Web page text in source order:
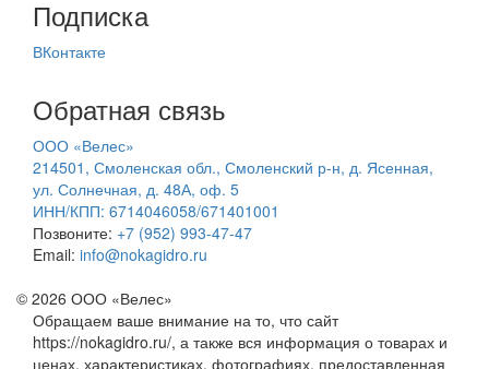
Подписка
ВКонтакте
Обратная связь
ООО «Велес»
214501, Смоленская обл., Смоленский р-н, д. Ясенная,
ул. Солнечная, д. 48А, оф. 5
ИНН/КПП: 6714046058/671401001
Позвоните: +7 (952) 993-47-47
Email: info@nokagidro.ru
© 2026 ООО «Велес»
Обращаем ваше внимание на то, что сайт
https://nokagidro.ru/, а также вся информация о товарах и
ценах, характеристиках, фотографиях, предоставленная